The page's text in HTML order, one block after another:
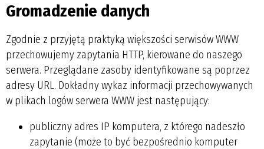
Gromadzenie danych
Zgodnie z przyjętą praktyką większości serwisów WWW
przechowujemy zapytania HTTP, kierowane do naszego
serwera. Przeglądane zasoby identyfikowane są poprzez
adresy URL. Dokładny wykaz informacji przechowywanych
w plikach logów serwera WWW jest następujący:
publiczny adres IP komputera, z którego nadeszło
zapytanie (może to być bezpośrednio komputer